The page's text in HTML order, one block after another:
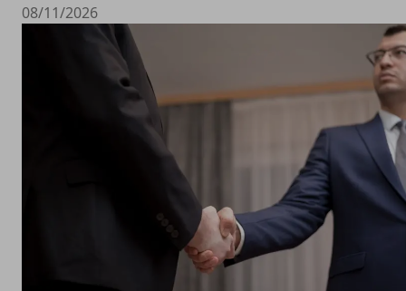
08/11/2026